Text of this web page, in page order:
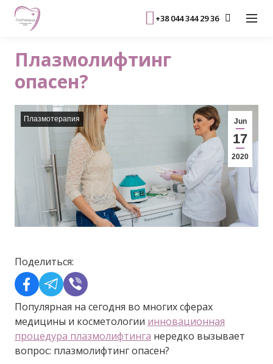
+38 044 344 29 36
Плазмолифтинг
опасен?
Плазмотерапия Jun
17
2020
Поделиться:
Популярная на сегодня во многих сферах
медицины и косметологии инновационная
процедура плазмолифтинга нередко вызывает
вопрос: плазмолифтинг опасен?